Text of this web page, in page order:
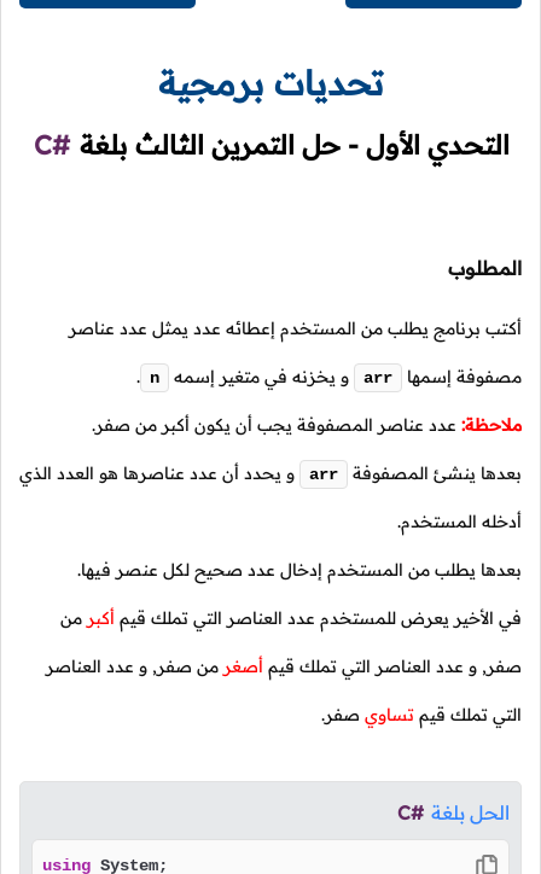
تحديات برمجية
التحدي الأول - حل التمرين الثالث بلغة C#
المطلوب
أكتب برنامج يطلب من المستخدم إعطائه عدد يمثل عدد عناصر
مصفوفة إسمها arr و يخزنه في متغير إسمه n
.
ملاحظة: عدد عناصر المصفوفة يجب أن يكون أكبر من صفر.
بعدها ينشئ المصفوفة arr و يحدد أن عدد عناصرها هو العدد الذي
أدخله المستخدم.
بعدها يطلب من المستخدم إدخال عدد صحيح لكل عنصر فيها.
في الأخير يعرض للمستخدم عدد العناصر التي تملك قيم أكبر من
صفر, و عدد العناصر التي تملك قيم أصغر من صفر, و عدد العناصر
التي تملك قيم تساوي صفر.
الحل بلغة C#
using System;